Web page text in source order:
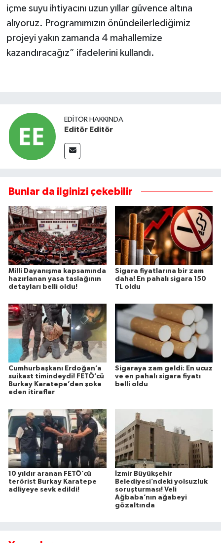
içme suyu ihtiyacını uzun yıllar güvence altına
alıyoruz. Programımızın önündeilerlediğimiz
projeyi yakın zamanda 4 mahallemize
kazandıracağız” ifadelerini kullandı.
EDITÖR HAKKINDA
Editör Editör
Bunlar da ilginizi çekebilir
Milli Dayanışma kapsamında
hazırlanan yasa taslağının
detayları belli oldu!
Sigara fiyatlarına bir zam
daha! En pahalı sigara 150
TL oldu
Cumhurbaşkanı Erdoğan’a
suikast timindeydi! FETÖ’cü
Burkay Karatepe’den şoke
eden itiraflar
Sigaraya zam geldi: En ucuz
ve en pahalı sigara fiyatı
belli oldu
10 yıldır aranan FETÖ’cü
terörist Burkay Karatepe
adliyeye sevk edildi!
İzmir Büyükşehir
Belediyesi’ndeki yolsuzluk
soruşturması! Veli
Ağbaba’nın ağabeyi
gözaltında